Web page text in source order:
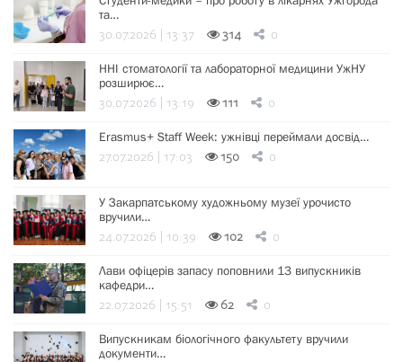
та…
30.07.2026 | 13:37 314 0
ННІ стоматології та лабораторної медицини УжНУ
розширює…
30.07.2026 | 13:19 111 0
Erasmus+ Staff Week: ужнівці переймали досвід…
27.07.2026 | 17:03 150 0
У Закарпатському художньому музеї урочисто
вручили…
24.07.2026 | 10:39 102 0
Лави офіцерів запасу поповнили 13 випускників
кафедри…
22.07.2026 | 15:51 62 0
Випускникам біологічного факультету вручили
документи…